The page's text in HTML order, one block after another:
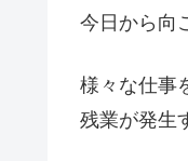
今日から向
様々な仕事
残業が発生